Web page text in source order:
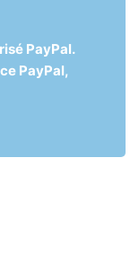
PayPal.
PayPal,